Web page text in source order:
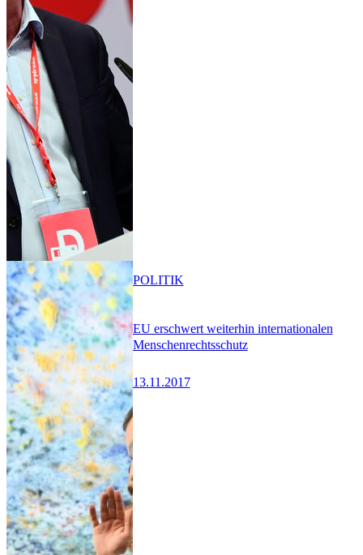
EU erschwert weiterhin internationalen
Menschenrechtsschutz
13.11.2017
POLITIK